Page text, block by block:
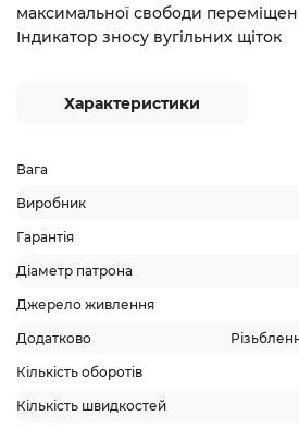
максимальної свободи
Індикатор зносу вугільних щіток
Характеристики
Вага
Виробник
Гарантія
Діаметр патрона
Джерело живлення
Додатково
Кількість оборотів
Кількість швидкостей